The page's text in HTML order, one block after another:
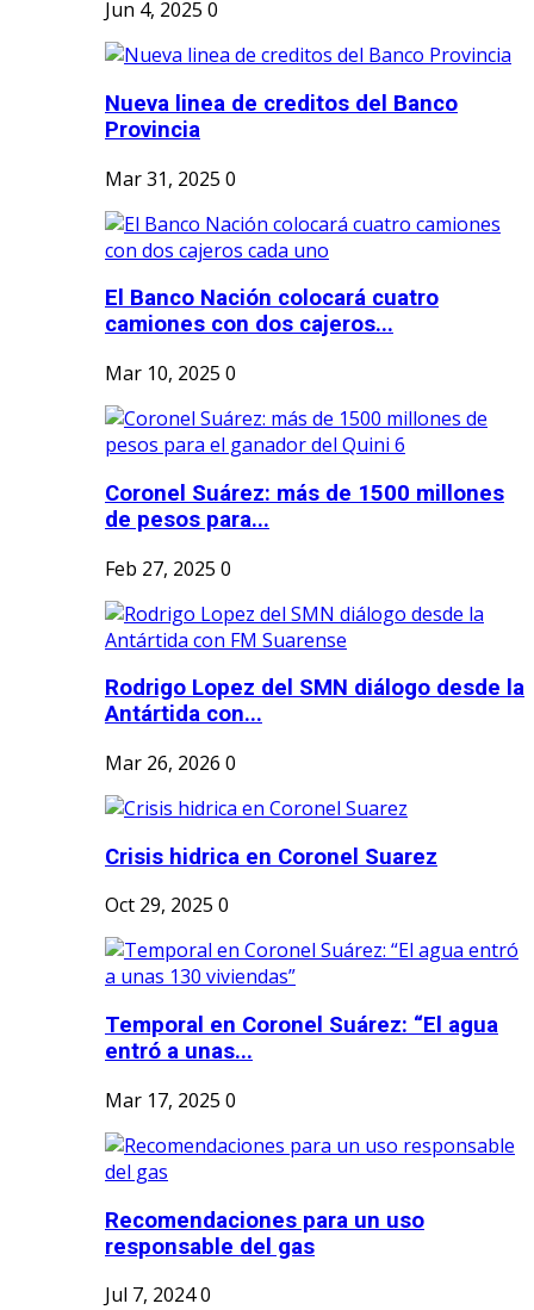
Jun 4, 2025 0
Nueva linea de creditos del Banco
Provincia
Mar 31, 2025 0
El Banco Nación colocará cuatro
camiones con dos cajeros...
Mar 10, 2025 0
Coronel Suárez: más de 1500 millones
de pesos para...
Feb 27, 2025 0
Rodrigo Lopez del SMN diálogo desde la
Antártida con...
Mar 26, 2026 0
Crisis hidrica en Coronel Suarez
Oct 29, 2025 0
Temporal en Coronel Suárez: “El agua
entró a unas...
Mar 17, 2025 0
Recomendaciones para un uso
responsable del gas
Jul 7, 20240